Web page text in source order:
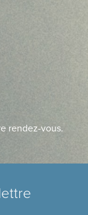
rendez-vous.